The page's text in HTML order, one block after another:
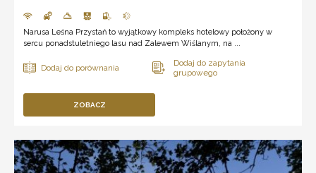
Narusa Leśna Przystań to wyjątkowy kompleks hotelowy położony w
sercu ponadstuletniego lasu nad Zalewem Wiślanym, na ...
ZOBACZ